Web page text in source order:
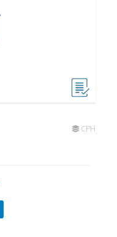
CPH